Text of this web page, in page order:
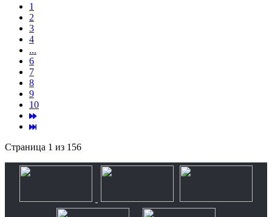
1
2
3
4
...
6
7
8
9
10
Страница 1 из 156